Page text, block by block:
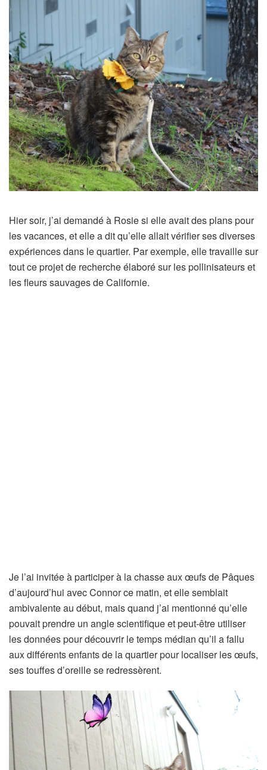
Hier soir, j’ai demandé à Rosie si elle avait des plans pour
les vacances, et elle a dit qu’elle allait vérifier ses diverses
expériences dans le quartier. Par exemple, elle travaille sur
tout ce projet de recherche élaboré sur les pollinisateurs et
les fleurs sauvages de Californie.
Je l’ai invitée à participer à la chasse aux œufs de Pâques
d’aujourd’hui avec Connor ce matin, et elle semblait
ambivalente au début, mais quand j’ai mentionné qu’elle
pouvait prendre un angle scientifique et peut-être utiliser
les données pour découvrir le temps médian qu’il a fallu
aux différents enfants de la quartier pour localiser les œufs,
ses touffes d’oreille se redressèrent.